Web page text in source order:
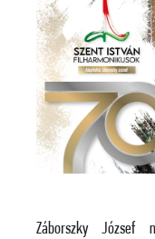
Záborszky József